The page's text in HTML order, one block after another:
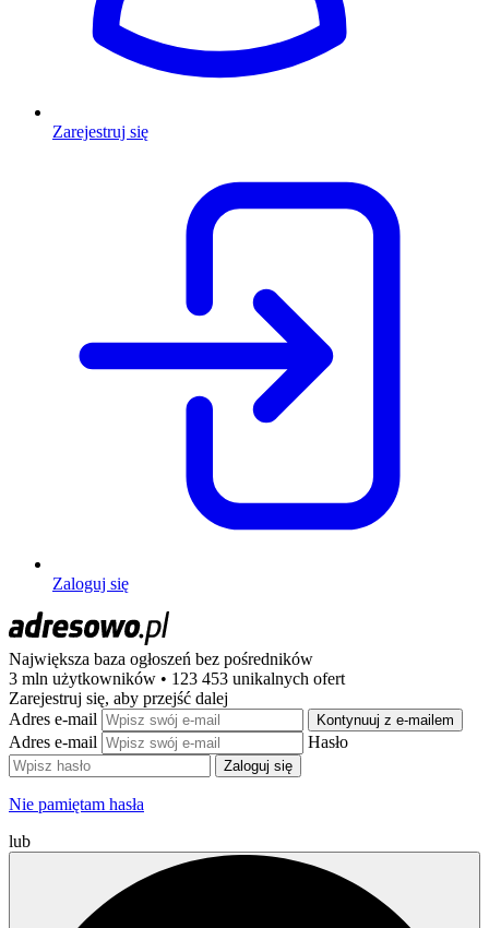
Zarejestruj się
Zaloguj się
Największa baza ogłoszeń bez pośredników
3 mln użytkowników • 123 453 unikalnych ofert
Zarejestruj się, aby przejść dalej
Adres e-mail
Kontynuuj z e-mailem
Adres e-mail Hasło
Zaloguj się
Nie pamiętam hasła
lub